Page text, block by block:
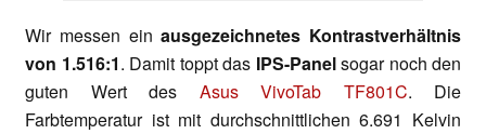
Wir messen einausgezeichnetes Kontrastverhältnis
von 1.516:1. Damit toppt das IPS-Panelsogar noch den
guten Wert des Asus VivoTab TF801C. Die
Farbtemperatur ist mit durchschnittlichen 6.691 Kelvin